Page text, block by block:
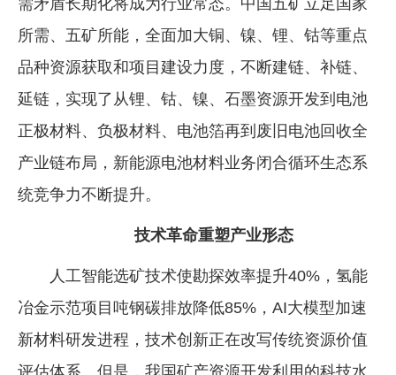
所需、五矿所能，全面加大铜、镍、锂、钴等重点
品种资源获取和项目建设力度，不断建链、补链、
延链，实现了从锂、钴、镍、石墨资源开发到电池
正极材料、负极材料、电池箔再到废旧电池回收全
产业链布局，新能源电池材料业务闭合循环生态系
统竞争力不断提升。
技术革命重塑产业形态
人工智能选矿技术使勘探效率提升40%，氢能
冶金示范项目吨钢碳排放降低85%，AI大模型加速
新材料研发进程，技术创新正在改写传统资源价值
评估体系。但是，我国矿产资源开发利用的科技水